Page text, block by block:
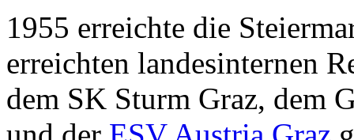
1955 erreichte die
erreichten landesinternen
dem SK Sturm Graz, dem